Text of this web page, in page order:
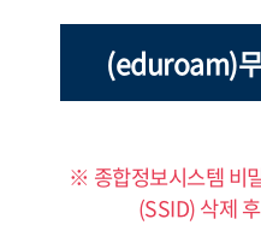
(eduroam)
※ 종합정보시스템 비
(SSID) 삭제